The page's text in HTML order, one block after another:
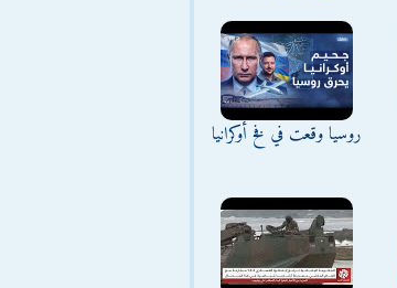
روسيا وقعت في فخ أوكرانيا